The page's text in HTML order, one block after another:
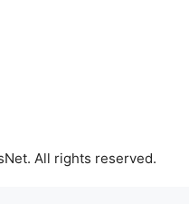
All rights reserved.